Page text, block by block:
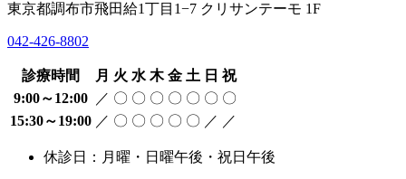
東京都調布市飛田給1丁目1−7 クリサンテーモ 1F
042-426-8802
診療時間 月 火 水 木 金 土 日 祝
9:00～12:00
／ 〇 〇 〇 〇 〇 〇 〇
15:30～19:00 ／ 〇 〇 〇 〇 〇 ／ ／
休診日：月曜・日曜午後・祝日午後